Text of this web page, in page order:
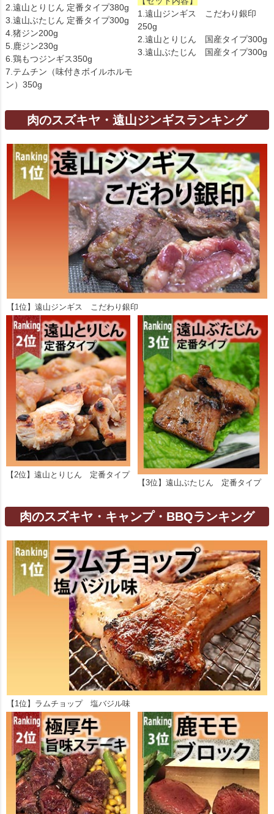
2.遠山とりじん 定番タイプ380g
3.遠山ぶたじん 定番タイプ300g
4.猪ジン200g
5.鹿ジン230g
6.鶏もつジンギス350g
7.テムチン（味付きボイルホルモ
ン）350g
1.遠山ジンギス こだわり銀印
250g
2.遠山とりじん 国産タイプ300g
3.遠山ぶたじん 国産タイプ300g
肉のスズキヤ・遠山ジンギスランキング
【1位】遠山ジンギス こだわり銀印
【2位】遠山とりじん 定番タイプ
【3位】遠山ぶたじん 定番タイプ
肉のスズキヤ・キャンプ・BBQランキング
【1位】ラムチョップ 塩バジル味